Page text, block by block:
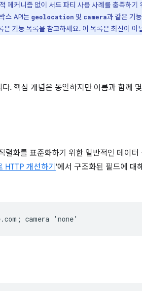
메커니즘 없이 서드 파티 사용 사례를 충족하기
스 API는 geolocation 및 camera과 같은 기
은 기능 목록을 참고하세요. 이 목록은 최신이 아
. 핵심 개념은 동일하지만 이름과 함께
렬화를 표준화하기 위한 일반적인 데이
HTTP 개선하기 '에서 구조화된 필드에 대
camera 'none'